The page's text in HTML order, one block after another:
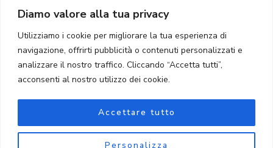
Diamo valore alla tua privacy
Utilizziamo i cookie per migliorare la tua esperienza di
navigazione, offrirti pubblicità o contenuti personalizzati e
analizzare il nostro traffico. Cliccando “Accetta tutti”,
acconsenti al nostro utilizzo dei cookie.
Personalizza
Accettare tutto
Protezione dei dati
Privacy Policy
Protezione dei dati